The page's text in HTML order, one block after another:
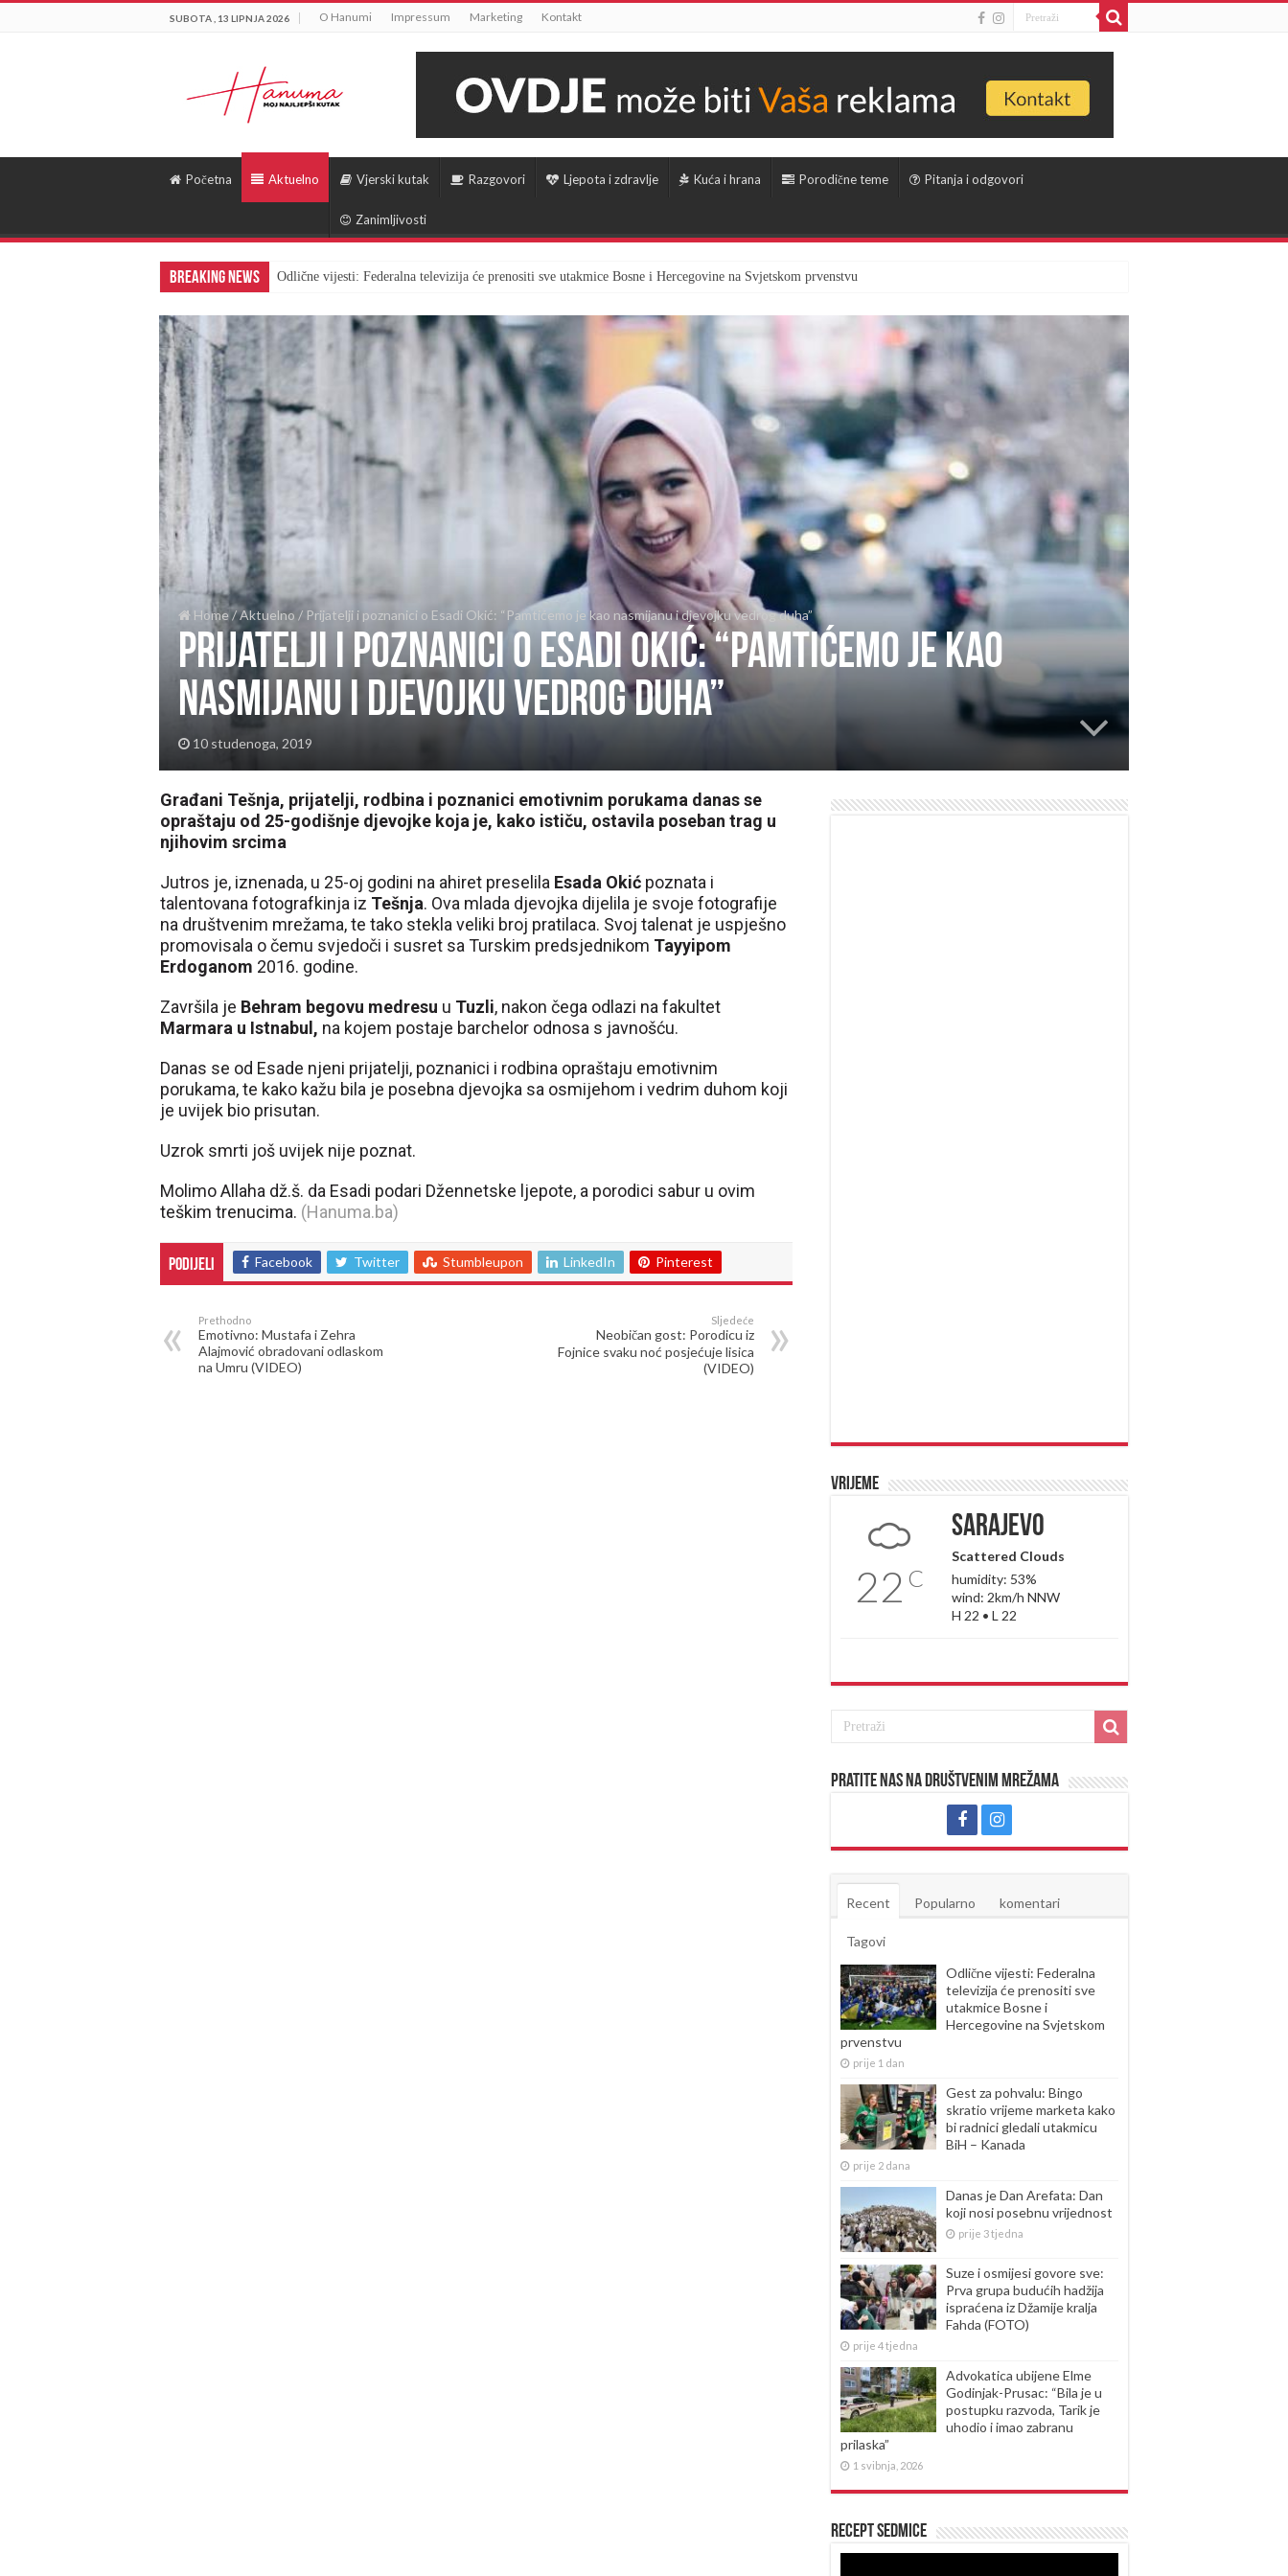
SUBOTA , 13 LIPNJA 2026 O Hanumi Impressum Marketing Kontakt
Početna Aktuelno Vjerski kutak Razgovori Ljepota i zdravlje Kuća i hrana Porodične teme Pitanja i odgovori
Zanimljivosti
Breaking News Odlične vijesti: Federalna televizija će prenositi sve utakmice Bosne i Hercegovine na Svjetskom prvenstvu
Home/Aktuelno / Prijatelji i poznanici o Esadi Okić: “Pamtićemo je kao nasmijanu i djevojku vedrog duha”
Prijatelji i poznanici o Esadi Okić: “Pamtićemo je kao
nasmijanu i djevojku vedrog duha”
10 studenoga, 2019
Građani Tešnja, prijatelji, rodbina i poznanici emotivnim porukama danas se
opraštaju od 25-godišnje djevojke koja je, kako ističu, ostavila poseban trag u
njihovim srcima
Jutros je, iznenada, u 25-oj godini na ahiret preselila Esada Okić poznata i
talentovana fotografkinja iz Tešnja. Ova mlada djevojka dijelila je svoje fotografije
na društvenim mrežama, te tako stekla veliki broj pratilaca. Svoj talenat je uspješno
promovisala o čemu svjedoči i susret sa Turskim predsjednikom Tayyipom
Erdoganom 2016. godine.
Završila je Behram begovu medresu u Tuzli, nakon čega odlazi na fakultet
Marmara u Istnabul, na kojem postaje barchelor odnosa s javnošću.
Danas se od Esade njeni prijatelji, poznanici i rodbina opraštaju emotivnim
porukama, te kako kažu bila je posebna djevojka sa osmijehom i vedrim duhom koji
je uvijek bio prisutan.
Uzrok smrti još uvijek nije poznat.
Molimo Allaha dž.š. da Esadi podari Džennetske ljepote, a porodici sabur u ovim
teškim trenucima. (Hanuma.ba)
Podijeli Facebook Twitter Stumbleupon LinkedIn Pinterest
Prethodno
Emotivno: Mustafa i Zehra
Alajmović obradovani odlaskom
na Umru (VIDEO)
Sljedeće
Neobičan gost: Porodicu iz
Fojnice svaku noć posjećuje lisica
(VIDEO)
Vrijeme
22 C
Sarajevo
Scattered Clouds
humidity: 53%
wind: 2km/h NNW
H 22 • L 22
Pratite nas na društvenim mrežama
Recent Popularno komentari
Tagovi
Odlične vijesti: Federalna
televizija će prenositi sve
utakmice Bosne i
Hercegovine na Svjetskom
prvenstvu
prije 1 dan
Gest za pohvalu: Bingo
skratio vrijeme marketa kako
bi radnici gledali utakmicu
BiH – Kanada
prije 2 dana
Danas je Dan Arefata: Dan
koji nosi posebnu vrijednost
prije 3 tjedna
Suze i osmijesi govore sve:
Prva grupa budućih hadžija
ispraćena iz Džamije kralja
Fahda (FOTO)
prije 4 tjedna
Advokatica ubijene Elme
Godinjak-Prusac: “Bila je u
postupku razvoda, Tarik je
uhodio i imao zabranu
prilaska”
1 svibnja, 2026
Recept sedmice